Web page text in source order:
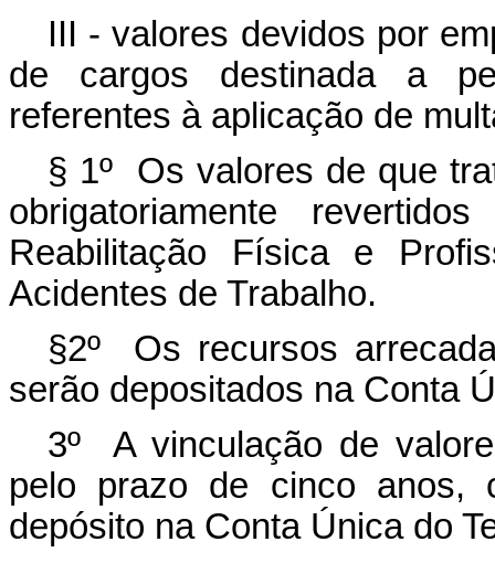
III - valores devidos por
de cargos destinada a
referentes à aplicação de
§ 1º Os valores de que
obrigatoriamente
Reabilitação Física e
Acidentes de Trabalho.
§2º Os recursos
serão depositados na Conta
3º A vinculação de
pelo prazo de cinco anos,
depósito na Conta Única do